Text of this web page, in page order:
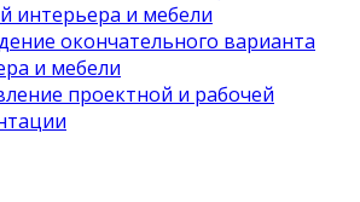
интерьера и мебели
окончательного варианта
и мебели
проектной и рабочей